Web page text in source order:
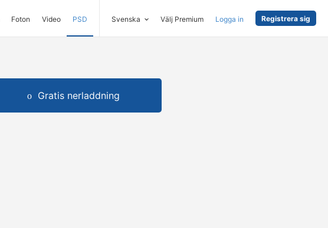
Foton Video PSD Svenska Välj Premium Logga in Registrera sig
Gratis nerladdning